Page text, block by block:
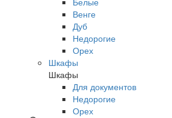
Венге
Дуб
Недорогие
Орех
Шкафы
Шкафы
Для документов
Недорогие
Орех